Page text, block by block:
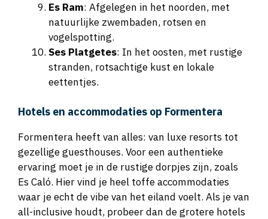
Es Ram: Afgelegen in het noorden, met
natuurlijke zwembaden, rotsen en
vogelspotting.
Ses Platgetes: In het oosten, met rustige
stranden, rotsachtige kust en lokale
eettentjes.
Hotels en accommodaties op Formentera
Formentera heeft van alles: van luxe resorts tot
gezellige guesthouses. Voor een authentieke
ervaring moet je in de rustige dorpjes zijn, zoals
Es Caló. Hier vind je heel toffe accommodaties
waar je echt de vibe van het eiland voelt. Als je van
all-inclusive houdt, probeer dan de grotere hotels